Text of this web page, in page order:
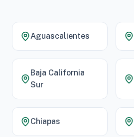
Aguascalientes
Baja California
Sur
Chiapas